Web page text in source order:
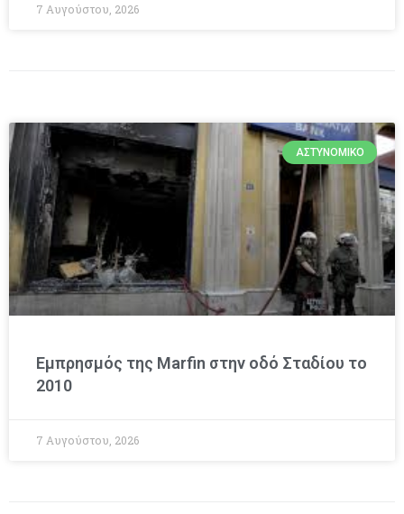
7 Αυγούστου, 2026
ΑΣΤΥΝΟΜΙΚΌ
Εμπρησμός της Marfin στην οδό Σταδίου το
2010
7 Αυγούστου, 2026